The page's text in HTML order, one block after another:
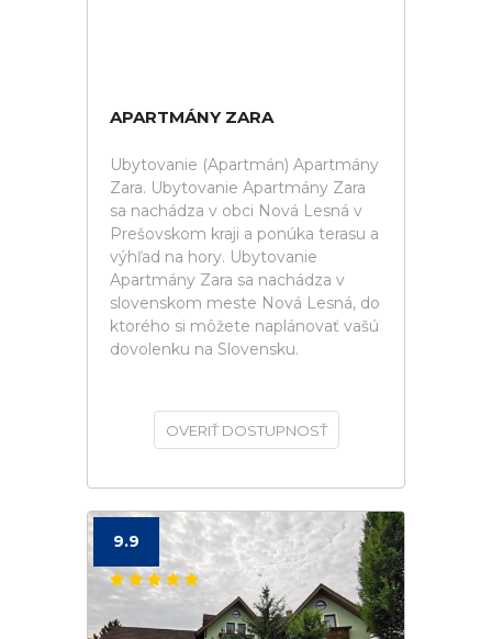
APARTMÁNY ZARA
Ubytovanie (Apartmán) Apartmány
Zara. Ubytovanie Apartmány Zara
sa nachádza v obci Nová Lesná v
Prešovskom kraji a ponúka terasu a
výhľad na hory. Ubytovanie
Apartmány Zara sa nachádza v
slovenskom meste Nová Lesná, do
ktorého si môžete naplánovať vašú
dovolenku na Slovensku.
OVERIŤ DOSTUPNOSŤ
9.9